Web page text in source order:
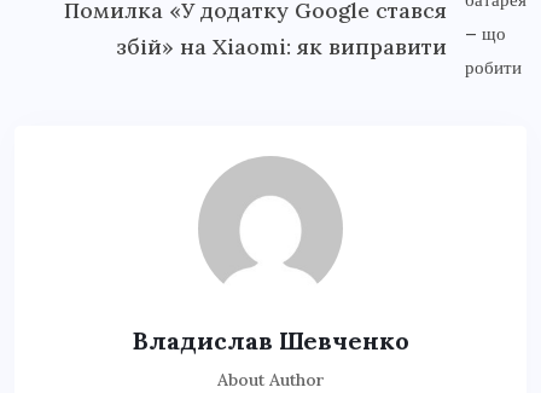
Помилка «У додатку Google стався
збій» на Xiaomi: як виправити
Владислав Шевченко
About Author